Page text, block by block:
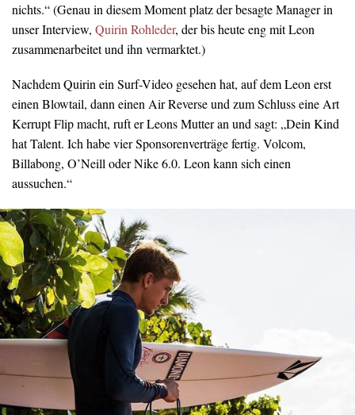
nichts.“ (Genau in diesem Moment platz der besagte Manager in
unser Interview, Quirin Rohleder, der bis heute eng mit Leon
zusammenarbeitet und ihn vermarktet.)
Nachdem Quirin ein Surf-Video gesehen hat, auf dem Leon erst
einen Blowtail, dann einen Air Reverse und zum Schluss eine Art
Kerrupt Flip macht, ruft er Leons Mutter an und sagt: „Dein Kind
hat Talent. Ich habe vier Sponsorenverträge fertig. Volcom,
Billabong, O’Neill oder Nike 6.0. Leon kann sich einen
aussuchen.“